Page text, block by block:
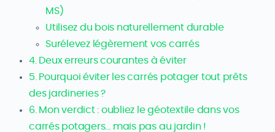
MS)
Utilisez du bois naturellement durable
Surélevez légèrement vos carrés
4. Deux erreurs courantes à éviter
5. Pourquoi éviter les carrés potager tout prêts
des jardineries ?
6. Mon verdict : oubliez le géotextile dans vos
carrés potagers… mais pas au jardin !